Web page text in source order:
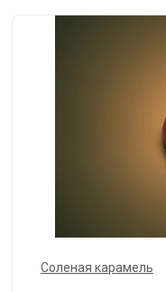
Соленая карамель